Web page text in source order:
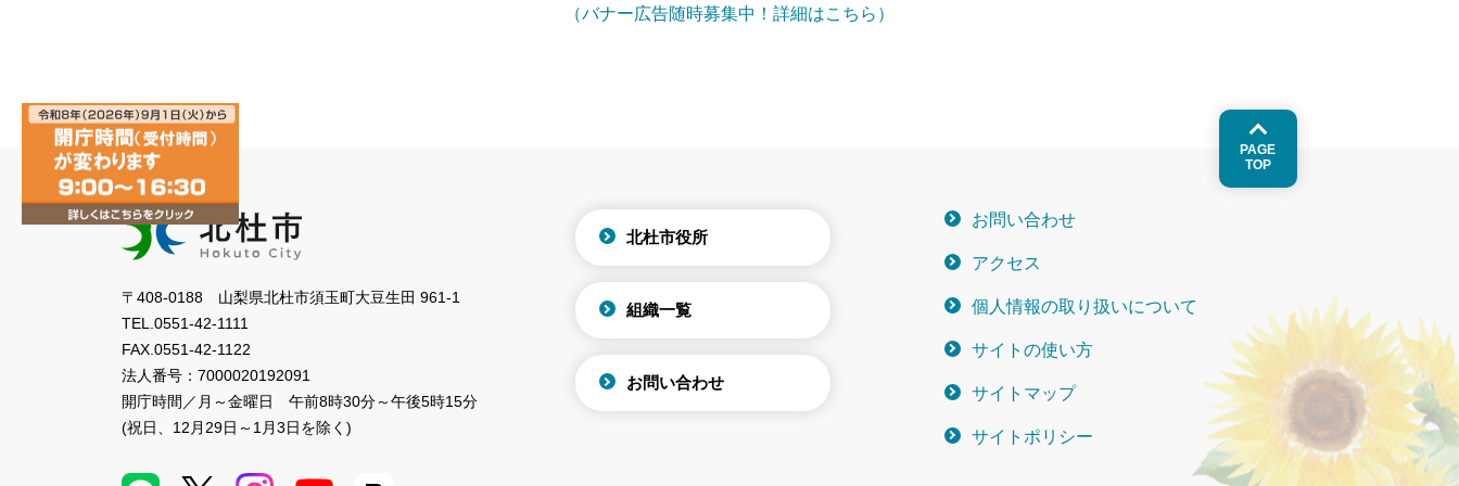
（バナー広告随時募集中！詳細はこちら）
PAGE
TOP
〒408-0188 山梨県北杜市須玉町大豆生田 961-1
TEL. 0551-42-1111
FAX. 0551-42-1122
法人番号： 7000020192091
開庁時間／月～金曜日
午前8時30分～午後5時15分
(祝日、12月29日～1月3日を除く)
北杜市役所
組織一覧
お問い合わせ
お問い合わせ
アクセス
個人情報の取り扱いについて
サイトの使い方
サイトマップ
サイトポリシー